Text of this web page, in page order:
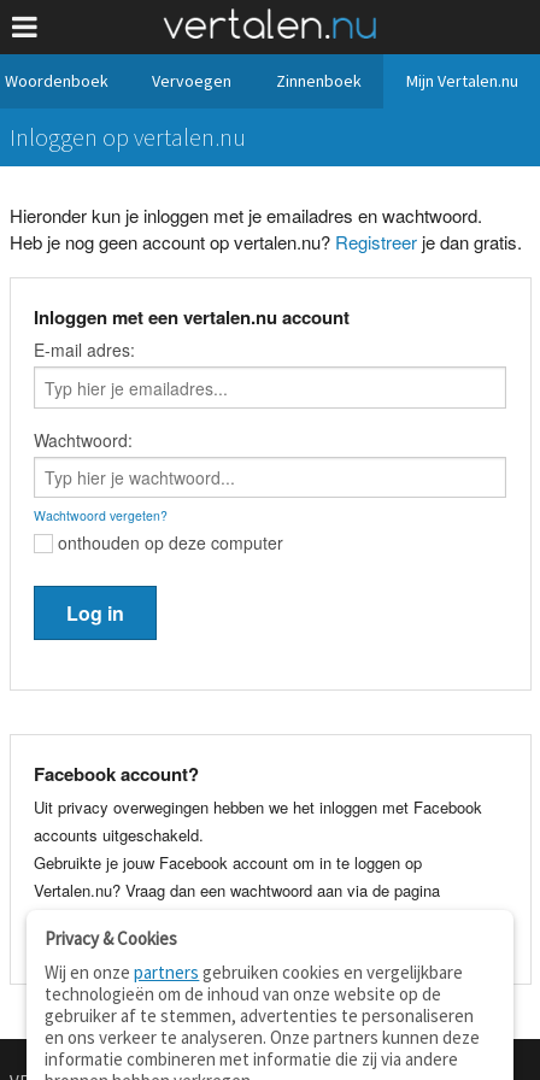
Woordenboek Vervoegen Zinnenboek Mijn Vertalen.nu
Inloggen op vertalen.nu
Hieronder kun je inloggen met je emailadres en wachtwoord.
Heb je nog geen account op vertalen.nu? Registreerje dan gratis.
Inloggen met een vertalen.nu account
E-mail adres:
Wachtwoord:
Wachtwoord vergeten?
onthouden op deze computer
Facebook account?
Uit privacy overwegingen hebben we het inloggen met Facebook
accounts uitgeschakeld.
Gebruikte je jouw Facebook account om in te loggen op
Vertalen.nu? Vraag dan een wachtwoord aan via de pagina
je e-mail adres en wachtwoord.
Privacy & Cookies
Wij en onzepartners gebruiken cookies en vergelijkbare
technologieën om de inhoud van onze website op de
gebruiker af te stemmen, advertenties te personaliseren
en ons verkeer te analyseren. Onze partners kunnen deze
informatie combineren met informatie die zij via andere